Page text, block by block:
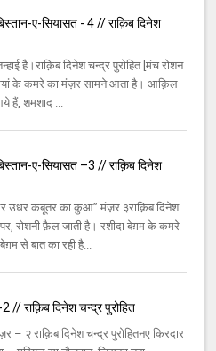
ए-सियासत - 4 // राक़िब दिनेश
है।राक़िब दिनेश चन्द्र पुरोहित [मंच रोशन
के कमरे का मंज़र सामने आता है। आक़िल
हैं, शमशाद ...
ए-सियासत –3 // राक़िब दिनेश
उधर कबूतर का कुआ” मंज़र ३राक़िब दिनेश
पर, रोशनी फ़ैल जाती है। रशीदा बेग़म के कमरे
से बात का रही है...
// राक़िब दिनेश चन्द्र पुरोहित
– २ राक़िब दिनेश चन्द्र पुरोहितनए किरदार